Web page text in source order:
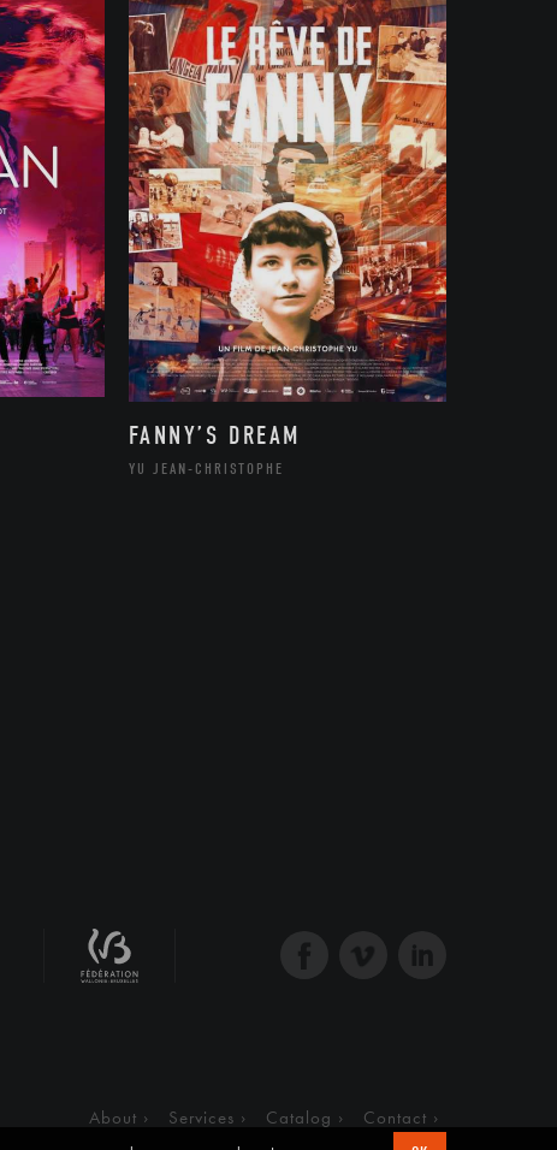
FANNY’S DREAM
YU JEAN-CHRISTOPHE
About Services Catalog Contact